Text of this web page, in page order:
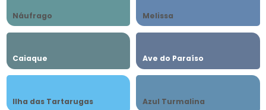
Náufrago Melissa
Caiaque Ave do Paraíso
Ilha das Tartarugas Azul Turmalina